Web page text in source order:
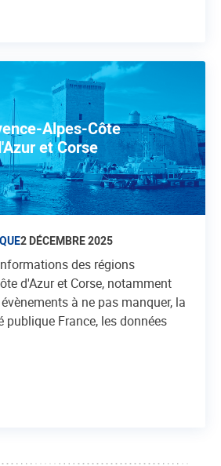
Alpes-Côte
et Corse
2 DÉCEMBRE 2025
des régions
d'Azur et Corse, notamment
à ne pas manquer, la
publique France, les données